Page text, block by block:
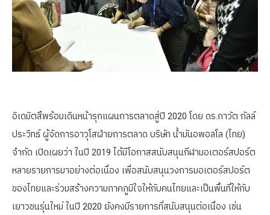
อิเดมิตสึพร้อมเดินหน้ารุกแผนการตลาดสู่ปี 2020 โดย ดร.ภาวัต กัลล์
ประวิทธ์ ผู้จัดการอาวุโสฝ่ายการตลาด บริษัท น้ำมันอพอลโล (ไทย)
จำกัด เปิดเผยว่า ในปี 2019 ได้มีโอกาสสนับสนุนกีฬามอเตอร์สปอร์ต
หลายรายการมาอย่างต่อเนื่อง เพื่อสนับสนุนวงการมอเตอร์สปอร์ต
ของไทยและร่วมสร้างความภาคภูมิใจให้กับคนไทยและเป็นพื้นที่ให้กับ
เยาวชนรุ่นใหม่ ในปี 2020 ยังคงมีรายการที่สนับสนุนต่อเนื่อง เช่น